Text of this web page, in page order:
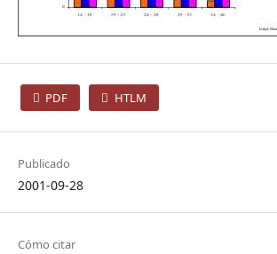
PDF HTLM
Publicado
2001-09-28
Cómo citar